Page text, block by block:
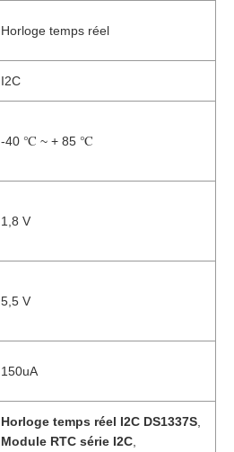
Horloge temps réel
I2C
-40 ℃ ~ + 85 ℃
1,8 V
5,5 V
150uA
Horloge temps réel I2C DS1337S
Module RTC série I2C